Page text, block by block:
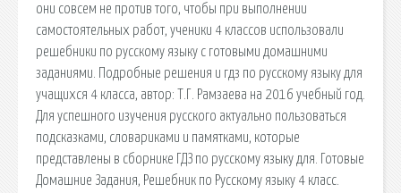
они совсем не против того, чтобы при выполнении
самостоятельных работ, ученики 4 классов использовали
решебники по русскому языку с готовыми домашними
заданиями. Подробные решения и гдз по русскому языку для
учащихся 4 класса, автор: Т.Г. Рамзаева на 2016 учебный год.
Для успешного изучения русского актуально пользоваться
подсказками, словариками и памятками, которые
представлены в сборнике ГДЗ по русскому языку для. Готовые
Домашние Задания, Решебник по Русскому языку 4 класс.